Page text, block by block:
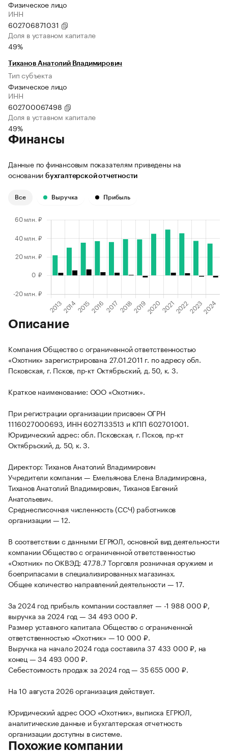
Физическое лицо
ИНН
602706871031
Доля в уставном капитале
49%
Тиханов Анатолий Владимирович
Тип субъекта
Физическое лицо
ИНН
602700067498
Доля в уставном капитале
49%
Финансы
Данные по финансовым показателям приведены на
основании бухгалтерской отчетности
Все Выручка Прибыль
Описание
Компания Общество с ограниченной ответственностью
«Охотник» зарегистрирована 27.01.2011 г. по адресу обл.
Псковская, г. Псков, пр-кт Октябрьский, д. 50, к. 3.
Краткое наименование: ООО «Охотник».
При регистрации организации присвоен ОГРН
1116027000693, ИНН 6027133513 и КПП 602701001.
Юридический адрес: обл. Псковская, г. Псков, пр-кт
Октябрьский, д. 50, к. 3.
Директор: Тиханов Анатолий Владимирович
Учредители компании — Емельянова Елена Владимировна,
Тиханов Анатолий Владимирович, Тиханов Евгений
Анатольевич.
Среднесписочная численность (ССЧ) работников
организации — 12.
В соответствии с данными ЕГРЮЛ, основной вид деятельности
компании Общество с ограниченной ответственностью
«Охотник» по ОКВЭД: 47.78.7 Торговля розничная оружием и
боеприпасами в специализированных магазинах.
Общее количество направлений деятельности — 17.
За 2024 год прибыль компании составляет — -1 988 000 ₽,
выручка за 2024 год — 34 493 000 ₽.
Размер уставного капитала Общество с ограниченной
ответственностью «Охотник» — 10 000 ₽.
Выручка на начало 2024 года составила 37 433 000 ₽, на
конец — 34 493 000 ₽.
Себестоимость продаж за 2024 год — 35 655 000 ₽.
На 10 августа 2026 организация действует.
Юридический адрес ООО «Охотник», выписка ЕГРЮЛ,
аналитические данные и бухгалтерская отчетность
организации доступны в системе.
Похожие компании